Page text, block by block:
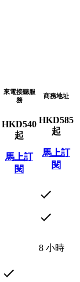
來電接聽服
務
HKD540
起
馬上訂
閱
商務地址
HKD585
起
馬上訂
閱
8 小時